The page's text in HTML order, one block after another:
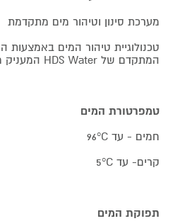
מערכת סינון וטיהור מים מתקדמת
טכנולוגיית טיהור המים
המתקדם של HDS Water המעניק מים נקיים וטעימים.
טמפרטורת המים
חמים - עד 96°C
קרים- עד 5°C
תפוקת המים